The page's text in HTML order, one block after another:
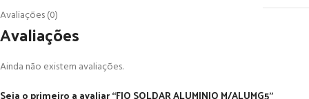
Avaliações (0)
Avaliações
Ainda não existem avaliações.
Seja o primeiro a avaliar “FIO SOLDAR ALUMINIO M/ALUMG5”